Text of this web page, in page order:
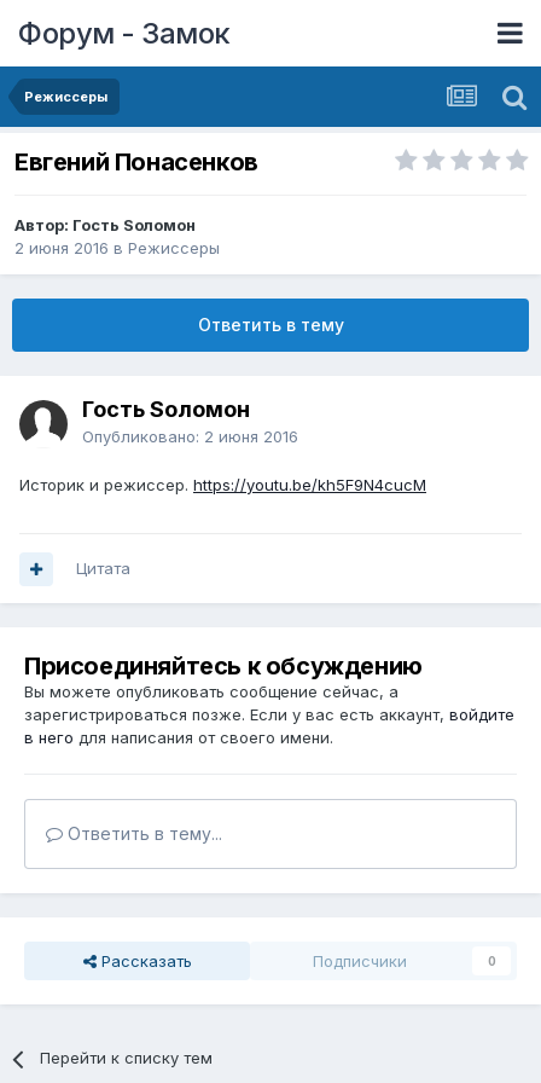
Форум - Замок
Режиссеры
Евгений Понасенков
Автор: Гость Sоломон
2 июня 2016 в Режиссеры
Ответить в тему
Гость Sоломон
Опубликовано: 2 июня 2016
Историк и режиссер. https://youtu.be/kh5F9N4cucM
Цитата
Присоединяйтесь к обсуждению
Вы можете опубликовать сообщение сейчас, а
зарегистрироваться позже. Если у вас есть аккаунт, войдите
в него для написания от своего имени.
Ответить в тему...
Рассказать Подписчики 0
Перейти к списку тем